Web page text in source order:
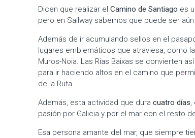
Dicen que realizar el Camino de Santiago es
pero en Sailway sabemos que puede ser
Además de ir acumulando sellos en el
lugares emblemáticos que atraviesa, como
Muros-Noia. Las Rías Baixas se convierten
para ir haciendo altos en el camino que
de la Ruta.
Además, esta actividad que dura cuatro días,
pasión por Galicia y por el mar con el resto
Esa persona amante del mar, que siempre